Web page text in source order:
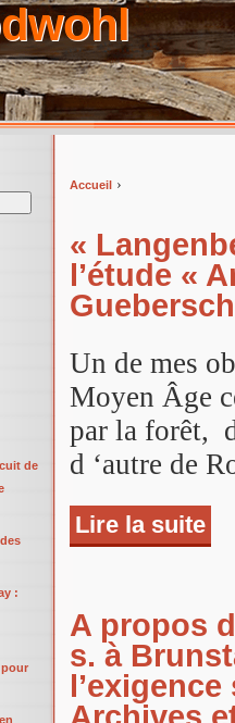
Accueil ›
«
l’étude «
Un de mes
Moyen Âge
par la forêt,
d ‘autre de
Lire la suite
A propos
s. à
de
: